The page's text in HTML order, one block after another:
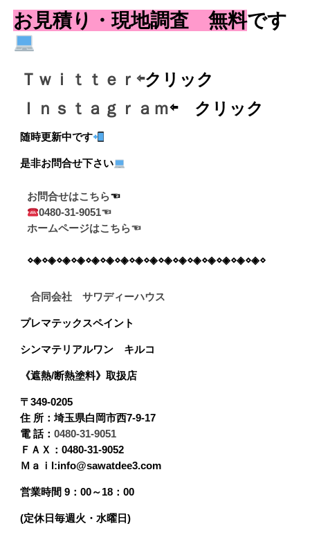
お見積り・現地調査 無料です
Ｔｗｉｔｔｅｒ⇦クリック
Ｉｎｓｔａｇｒａｍ⇦ クリック
随時更新中です
是非お問合せ下さい
お問合せはこちら
0480-31-9051☜
ホームページはこちら☜
⋄◈⋄◈⋄◈⋄◈⋄◈⋄◈⋄◈⋄◈⋄◈⋄◈⋄◈⋄◈⋄◈⋄◈⋄◈⋄◈⋄
合同会社 サワディーハウス
プレマテックスペイント
シンマテリアルワン キルコ
《遮熱/断熱塗料》 取扱店
〒349-0205
住 所：埼玉県白岡市西7-9-17
電 話： 0480-31-9051
ＦＡＸ：0480-31-9052
Ｍａｉl:info@sawatdee3.com
営業時間 9：00～18：00
(定休日毎週火・水曜日)